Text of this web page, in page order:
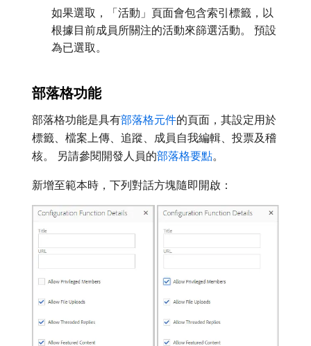
如果選取，「活動」頁面會包含索引標籤，以
根據目前成員所關注的活動來篩選活動。 預設
為已選取。
部落格功能
部落格功能是具有部落格元件的頁面，其設定用於
標籤、檔案上傳、追蹤、成員自我編輯、投票及稽
核。 另請參閱開發人員的部落格要點。
新增至範本時，下列對話方塊隨即開啟：